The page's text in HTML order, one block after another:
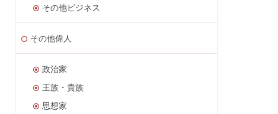
その他ビジネス
その他偉人
政治家
王族・貴族
思想家